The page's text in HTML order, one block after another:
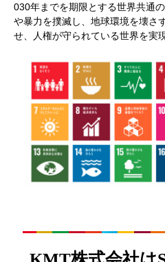
030年までを期限とする世界共通
や暴力を撲滅し、地球環境を壊さ
せ、人権が守られている世界を実